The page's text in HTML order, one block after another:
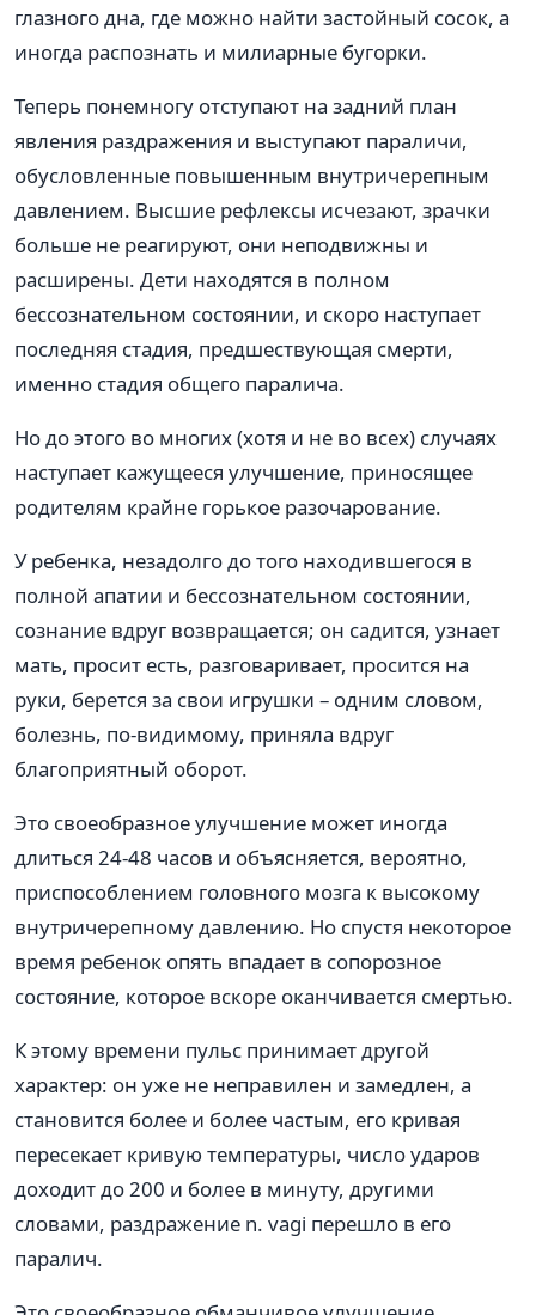
глазного дна, где можно найти застойный сосок, а
иногда распознать и милиарные бугорки.
Теперь понемногу отступают на задний план
явления раздражения и выступают параличи,
обусловленные повышенным внутричерепным
давлением. Высшие рефлексы исчезают, зрачки
больше не реагируют, они неподвижны и
расширены. Дети находятся в полном
бессознательном состоянии, и скоро наступает
последняя стадия, предшествующая смерти,
именно стадия общего паралича.
Но до этого во многих (хотя и не во всех) случаях
наступает кажущееся улучшение, приносящее
родителям крайне горькое разочарование.
У ребенка, незадолго до того находившегося в
полной апатии и бессознательном состоянии,
сознание вдруг возвращается; он садится, узнает
мать, просит есть, разговаривает, просится на
руки, берется за свои игрушки – одним словом,
болезнь, по-видимому, приняла вдруг
благоприятный оборот.
Это своеобразное улучшение может иногда
длиться 24-48 часов и объясняется, вероятно,
приспособлением головного мозга к высокому
внутричерепному давлению. Но спустя некоторое
время ребенок опять впадает в сопорозное
состояние, которое вскоре оканчивается смертью.
К этому времени пульс принимает другой
характер: он уже не неправилен и замедлен, а
становится более и более частым, его кривая
пересекает кривую температуры, число ударов
доходит до 200 и более в минуту, другими
словами, раздражение n. vagi перешло в его
паралич.